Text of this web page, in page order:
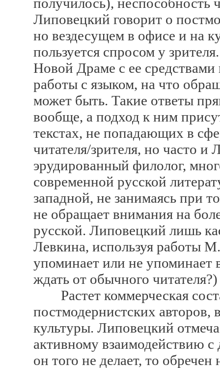
Липовецкий говорит о
но вездесущем в офисе и на
пользуется спросом у
Новой Драме с ее средствами
работы с языком, на что
может быть. Такие ответы
вообще, а подход к ним
текстах, не попадающих в
читателя/зрителя, но часто
эрудированный филолог,
современной русской
западной, не занимаясь при
не обращает внимания на
русской. Липовецкий лишь
Левкина, используя работы
упоминает или не упоминает
ждать от обычного читателя?)
Растет коммерческая
постмодернистских
культуры. Липовецкий
активному взаимодействию
он того не делает, то